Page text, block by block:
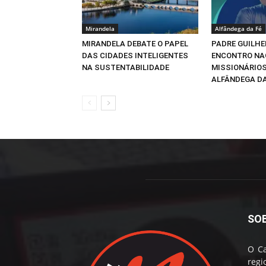
Mirandela
MIRANDELA DEBATE O PAPEL
DAS CIDADES INTELIGENTES
NA SUSTENTABILIDADE
Alfândega da Fé
PADRE
ENCONTRO
ALFÂNDEGA
O